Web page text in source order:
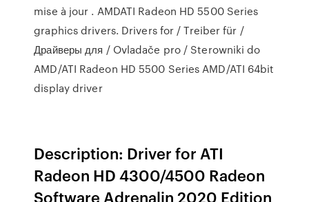
mise à jour . AMDATI Radeon HD 5500 Series
graphics drivers. Drivers for / Treiber für /
Драйверы для / Ovladače pro / Sterowniki do
AMD/ATI Radeon HD 5500 Series AMD/ATI 64bit
display driver
Description: Driver for ATI
Radeon HD 4300/­4500 Radeon
Software Adrenalin 2020 Edition